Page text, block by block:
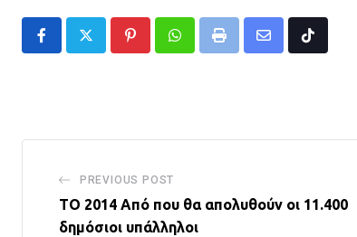
PinterestWhatsappPrint
Share
Tiktok
PREVIOUS POST
ΤΟ 2014 Από που θα απολυθούν οι 11.400
δημόσιοι υπάλληλοι